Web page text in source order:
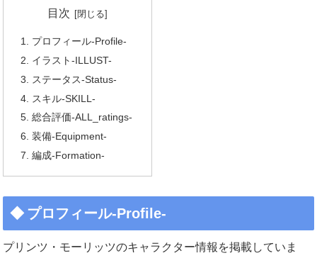
目次
プロフィール-Profile-
イラスト-ILLUST-
ステータス-Status-
スキル-SKILL-
総合評価-ALL_ratings-
装備-Equipment-
編成-Formation-
プロフィール-Profile-
プリンツ・モーリッツのキャラクター情報を掲載していま